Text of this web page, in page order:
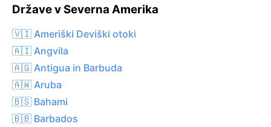
Države v Severna Amerika
🇻🇮 Ameriški Deviški otoki
🇦🇮 Angvila
🇦🇬 Antigua in Barbuda
🇦🇼 Aruba
🇧🇸 Bahami
🇧🇧 Barbados